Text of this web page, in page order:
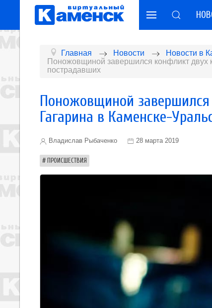
Главная Новости
Новости в
Поножовщиной завершился конфликт двух
пострадавших
Поножовщиной
Гагарина в Каменске-
Владислав Рыбаченко 28 марта 2019
ПРОИСШЕСТВИЯ